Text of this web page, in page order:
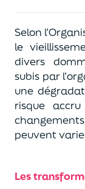
Selon
le
divers
subis par
une
risque
peuvent
Les